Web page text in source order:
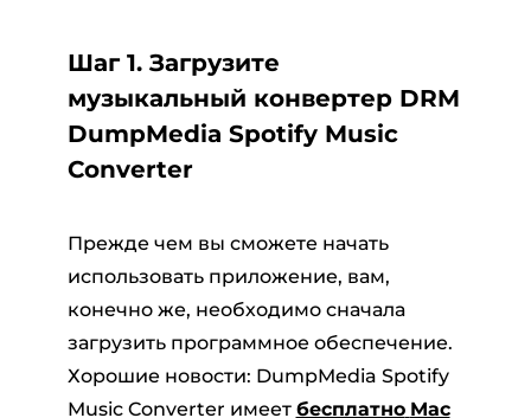
Шаг 1. Загрузите
музыкальный конвертер DRM
DumpMedia Spotify Music
Converter
Прежде чем вы сможете начать
использовать приложение, вам,
конечно же, необходимо сначала
загрузить программное обеспечение.
Хорошие новости: DumpMedia Spotify
Music Converter имеет бесплатно Mac